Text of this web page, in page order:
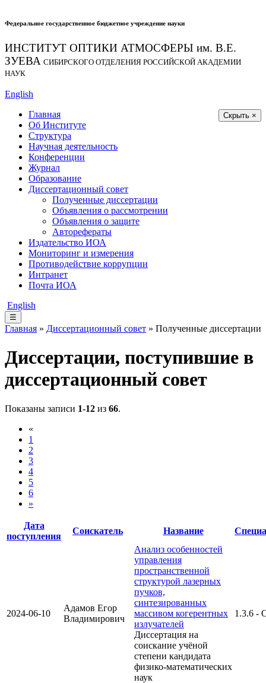
Федеральное государственное бюджетное учреждение науки
ИНСТИТУТ ОПТИКИ АТМОСФЕРЫ им. В.Е.
ЗУЕВА СИБИРСКОГО ОТДЕЛЕНИЯ РОССИЙСКОЙ АКАДЕМИИ
НАУК
English
Скрыть ×
Главная
Об Институте
Структура
Научная деятельность
Конференции
Журнал
Образование
Диссертационный совет
Полученные диссертации
Объявления о рассмотрении
Объявления о защите
Авторефераты
Издательство ИОА
Мониторинг и измерения
Противодействие коррупции
Интранет
Почта ИОА
English
☰
Главная » Диссертационный совет » Полученные диссертации
Диссертации, поступившие в
диссертационный совет
Показаны записи 1-12 из 66.
«
1
2
3
4
5
6
»
Дата
поступления
Соискатель Название
2024-06-10
Адамов Егор
Владимирович
Анализ особенностей
управления
пространственной
структурой лазерных
пучков,
синтезированных
массивом когерентных
излучателей
Диссертация на
соискание учёной
степени кандидата
физико-математических
наук
1.3.6 -